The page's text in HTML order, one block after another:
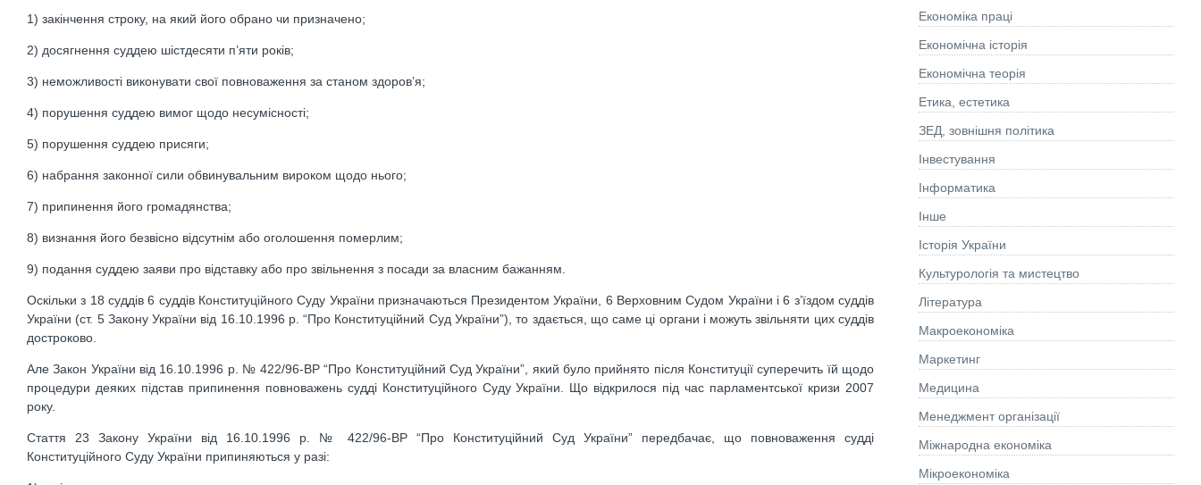
1) закінчення строку, на який його обрано чи призначено;
2) досягнення суддею шістдесяти п’яти років;
3) неможливості виконувати свої повноваження за станом здоров’я;
4) порушення суддею вимог щодо несумісності;
5) порушення суддею присяги;
6) набрання законної сили обвинувальним вироком щодо нього;
7) припинення його громадянства;
8) визнання його безвісно відсутнім або оголошення померлим;
9) подання суддею заяви про відставку або про звільнення з посади за власним бажанням.
Оскільки з 18 суддів 6 суддів Конституційного Суду України призначаються Президентом України, 6 Верховним Судом України і 6 з’їздом суддів
України (ст. 5 Закону України від 16.10.1996 р. “Про Конституційний Суд України”), то здається, що саме ці органи і можуть звільняти цих суддів
достроково.
Але Закон України від 16.10.1996 р. № 422/96-ВР “Про Конституційний Суд України”, який було прийнято після Конституції суперечить їй щодо
процедури деяких підстав припинення повноважень судді Конституційного Суду України. Що відкрилося під час парламентської кризи 2007
року.
Стаття 23 Закону України від 16.10.1996 р. № 422/96-ВР “Про Конституційний Суд України” передбачає, що повноваження судді
Конституційного Суду України припиняються у разі:
Економіка праці
Економічна історія
Економічна теорія
Етика, естетика
ЗЕД, зовнішня політика
Інвестування
Інформатика
Інше
Історія України
Культурологія та мистецтво
Літературa
Макроекономіка
Маркетинг
Медицина
Менеджмент організації
Міжнародна економіка
Мікроекономіка